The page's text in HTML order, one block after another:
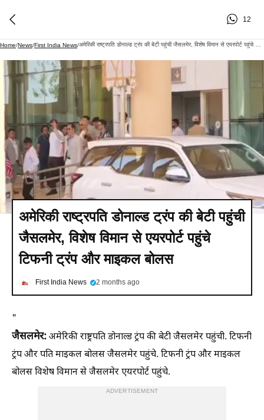
12
Home/News/First India News/
अमेरिकी राष्ट्रपति डोनाल्ड ट्रंप की बेटी पहुंची
जैसलमेर, विशेष विमान से एयरपोर्ट पहुंचे
टिफनी ट्रंप और माइकल बोलस
First India News 2 months ago
"
जैसलमेर:अमेरिकी राष्ट्रपति डोनाल्ड ट्रंप की बेटी जैसलमेर पहुंची. टिफनी
ट्रंप और पति माइकल बोलस जैसलमेर पहुंचे. टिफनी ट्रंप और माइकल
बोलस विशेष विमान से जैसलमेर एयरपोर्ट पहुंचे.
ADVERTISEMENT